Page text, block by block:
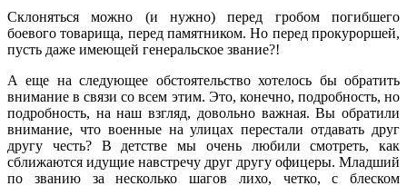
Склоняться можно (и нужно) перед гробом погибшего
боевого товарища, перед памятником. Но перед прокуроршей,
пусть даже имеющей генеральское звание?!
А еще на следующее обстоятельство хотелось бы обратить
внимание в связи со всем этим. Это, конечно, подробность, но
подробность, на наш взгляд, довольно важная. Вы обратили
внимание, что военные на улицах перестали отдавать друг
другу честь? В детстве мы очень любили смотреть, как
сближаются идущие навстречу друг другу офицеры. Младший
по званию за несколько шагов лихо, четко, с блеском